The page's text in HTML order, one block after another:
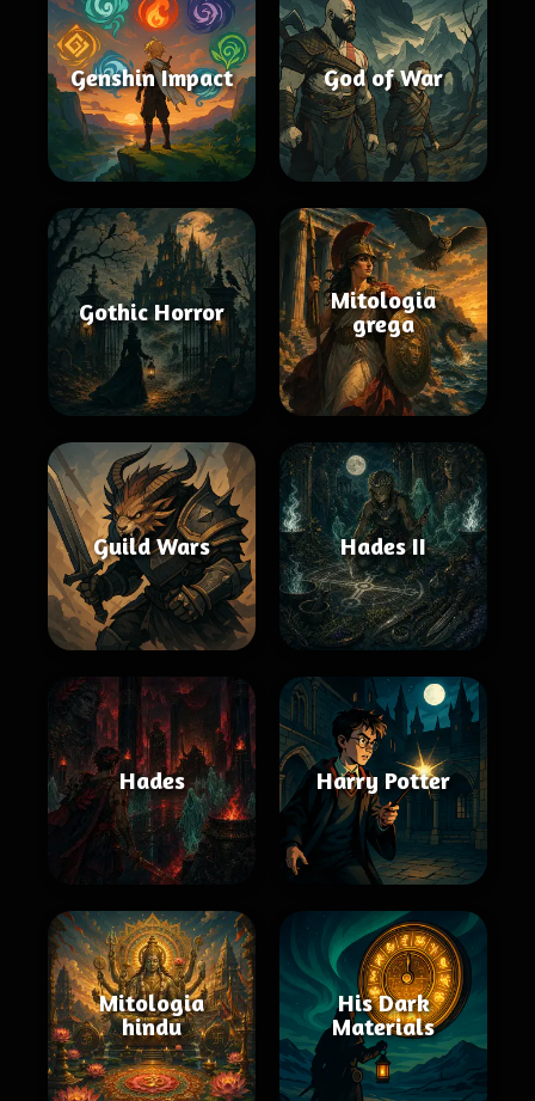
Genshin Impact God of War
Gothic Horror
Mitologia
grega
Guild Wars Hades II
Hades Harry Potter
Mitologia
hindu
His Dark
Materials